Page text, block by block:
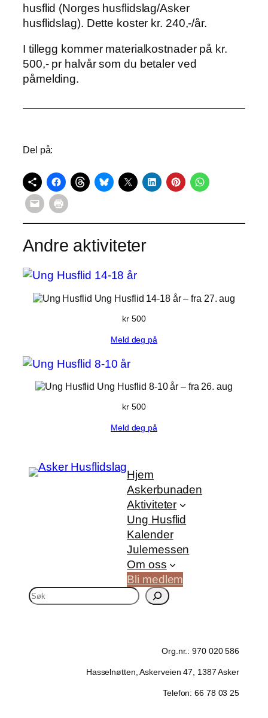
husflid (Norges husflidslag/Asker
husflidslag). Dette koster kr. 240,-/år.
I tillegg kommer materialkostnader på kr.
500,- pr halvår som du betaler ved
påmelding.
Del på:
Andre aktiviteter
Ung Husflid 14-18 år– fra 27. aug
kr 500
Meld deg på
Ung Husflid 8-10 år – fra 26. aug
kr 500
Meld deg på
Hjem
Askerbunaden
Aktiviteter
Ung Husflid
Kalender
Julemessen
Om oss
Bli medlem
S
ø
Org.nr.: 970 020 586
Hasselnøtten, Askerveien 47, 1387 Asker
Telefon: 66 78 03 25